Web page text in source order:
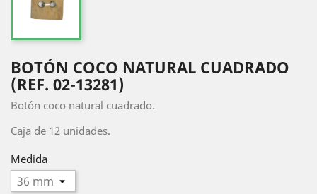
BOTÓN COCO NATURAL CUADRADO
(REF. 02-13281)
Botón coco natural cuadrado.
Caja de 12 unidades.
Medida